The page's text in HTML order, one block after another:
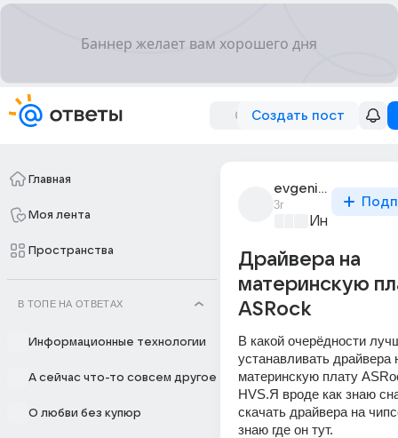
Создать пост
Главная
Моя лента
Пространства
В ТОПЕ НА ОТВЕТАХ
Информационные технологии
А сейчас что-то совсем другое
О любви без купюр
evgenii_birulia_5
3г
Драйвера на
материнскую
ASRock
В какой очерёдности
устанавливать драйвера
материнскую плату
HVS.Я вроде как знаю
скачать драйвера на
знаю где он тут.